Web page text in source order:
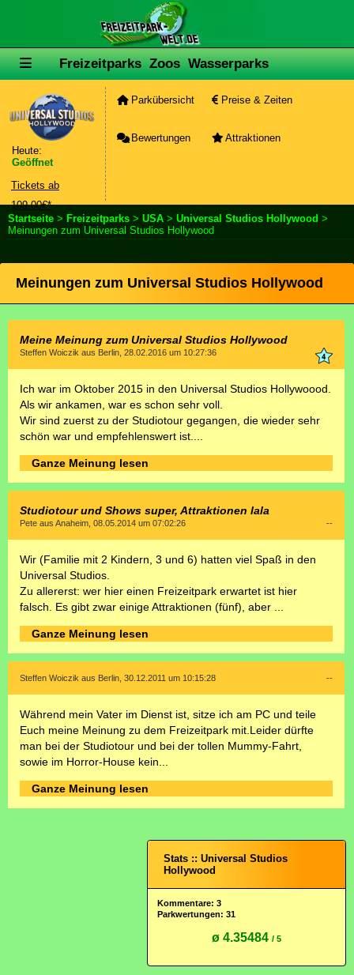
Freizeitparks Zoos Wasserparks
Heute:
Geöffnet
Tickets ab
109,00€*
Parkübersicht Preise & Zeiten
Bewertungen Attraktionen
Startseite > Freizeitparks > USA > Universal Studios Hollywood >
Meinungen zum Universal Studios Hollywood
Meinungen zum Universal Studios Hollywood
Meine Meinung zum Universal Studios Hollywood
Steffen Woiczik aus Berlin, 28.02.2016 um 10:27:36
Ich war im Oktober 2015 in den Universal Studios Hollywoood.
Als wir ankamen, war es schon sehr voll.
Wir sind zuerst zu der Studiotour gegangen, die wieder sehr
schön war und empfehlenswert ist....
Ganze Meinung lesen
Studiotour und Shows super, Attraktionen lala
Pete aus Anaheim, 08.05.2014 um 07:02:26 --
Wir (Familie mit 2 Kindern, 3 und 6) hatten viel Spaß in den
Universal Studios.
Zu allererst: wer hier einen Freizeitpark erwartet ist hier
falsch. Es gibt zwar einige Attraktionen (fünf), aber ...
Ganze Meinung lesen
Steffen Woiczik aus Berlin, 30.12.2011 um 10:15:28 --
Während mein Vater im Dienst ist, sitze ich am PC und teile
Euch meine Meinung zu dem Freizeitpark mit.Leider dürfte
man bei der Studiotour und bei der tollen Mummy-Fahrt,
sowie im Horror-House kein...
Ganze Meinung lesen
Stats :: Universal Studios
Hollywood
Kommentare: 3
Parkwertungen: 31
ø 4.35484 / 5